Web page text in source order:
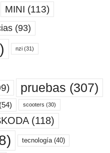
MINI (113)
(93)
nzi (31)
pruebas (307)
(54) scooters (30)
(118)
tecnología (40)